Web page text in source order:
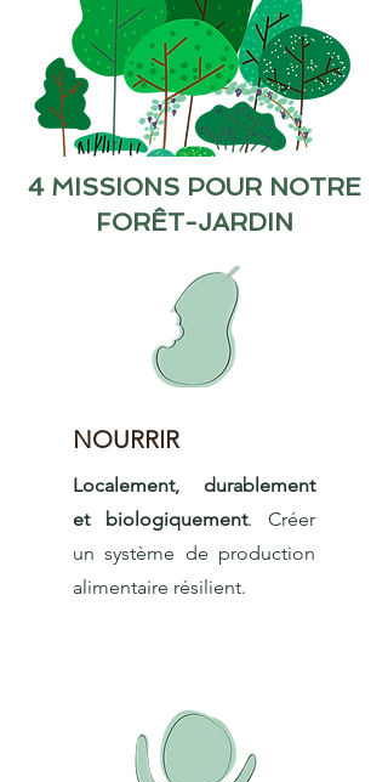
4 MISSIONS POUR NOTRE
FORÊT-JARDIN
NOURRIR
Localement, durablement
et biologiquement. Créer
un système de production
alimentaire résilient.